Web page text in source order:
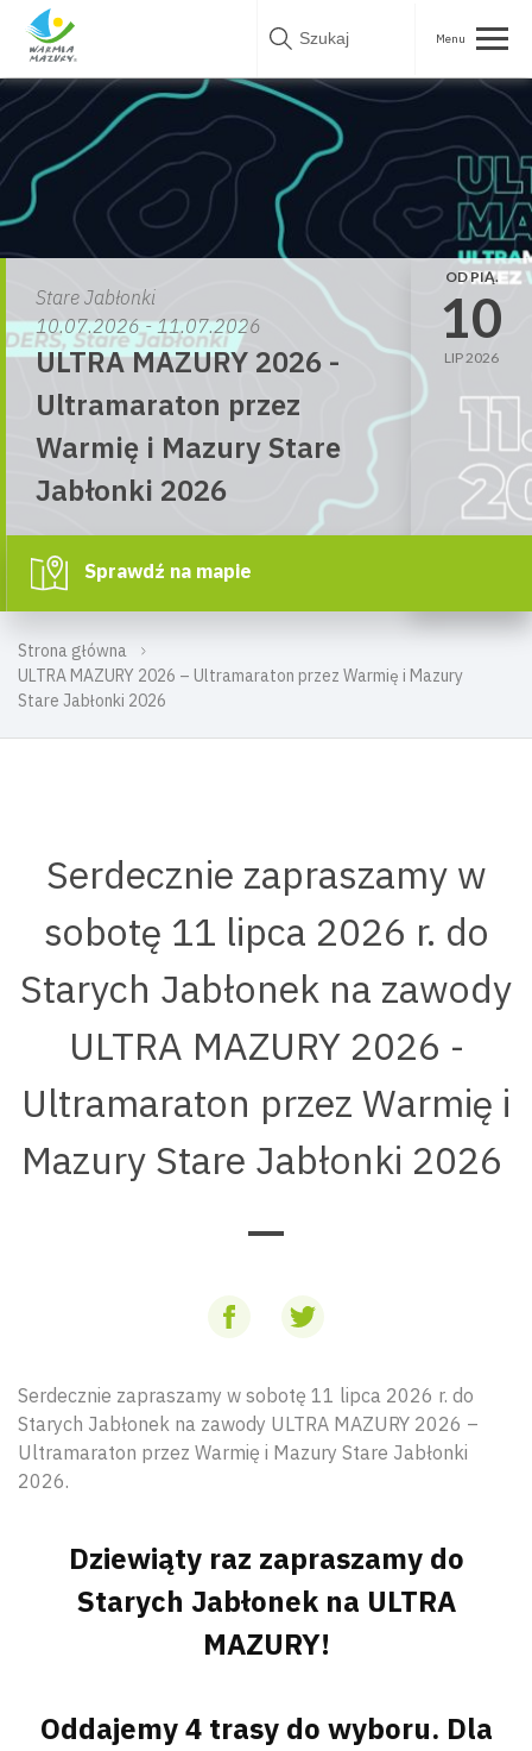
Skip
Strona główna
ULTRA MAZURY 2026 – Ultramaraton przez Warmię i Mazury
Stare Jabłonki 2026
Stare Jabłonki
10.07.2026 - 11.07.2026
ULTRA MAZURY 2026 -
Ultramaraton przez
Warmię i Mazury Stare
Jabłonki 2026
OD PIĄ.
10
LIP 2026
Sprawdź na mapie
Serdecznie zapraszamy w
sobotę 11 lipca 2026 r. do
Starych Jabłonek na zawody
ULTRA MAZURY 2026 -
Ultramaraton przez Warmię i
Mazury Stare Jabłonki 2026
Serdecznie zapraszamy w sobotę 11 lipca 2026 r. do
Starych Jabłonek na zawody ULTRA MAZURY 2026 –
Ultramaraton przez Warmię i Mazury Stare Jabłonki
2026.
Dziewiąty raz zapraszamy do
Starych Jabłonek na ULTRA
MAZURY!
Oddajemy 4 trasy do wyboru. Dla